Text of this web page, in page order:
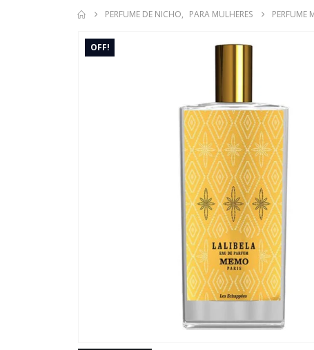
PERFUME DE NICHO, PARA MULHERES PERFUME
OFF!